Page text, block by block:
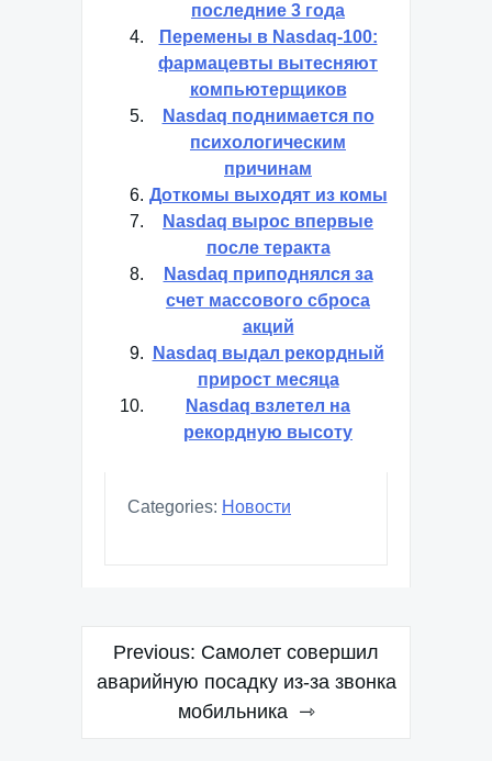
последние 3 года
Перемены в Nasdaq-100:
фармацевты вытесняют
компьютерщиков
Nasdaq поднимается по
психологическим
причинам
Доткомы выходят из комы
Nasdaq вырос впервые
после теракта
Nasdaq приподнялся за
счет массового сброса
акций
Nasdaq выдал рекордный
прирост месяца
Nasdaq взлетел на
рекордную высоту
Categories: Новости
Навигация
по
записям
Previous: Самолет совершил
аварийную посадку из-за звонка
мобильника